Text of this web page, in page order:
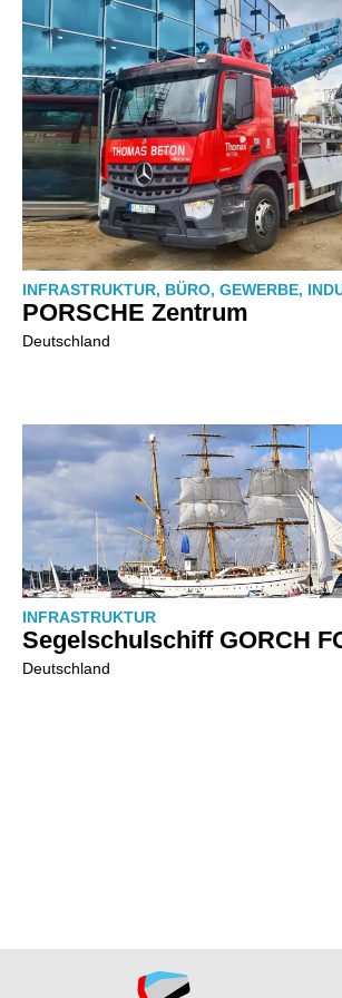
INFRASTRUKTUR, BÜRO, GEWERBE,
PORSCHE Zentrum
Deutschland
INFRASTRUKTUR
Segelschulschiff GORCH
Deutschland